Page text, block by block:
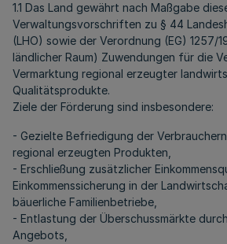
1.1 Das Land gewährt nach Maßgabe
Verwaltungsvorschriften zu § 44
(LHO) sowie der Verordnung (EG) 1257/
ländlicher Raum) Zuwendungen für die
Vermarktung regional erzeugter
Qualitätsprodukte.
Ziele der Förderung sind insbesondere:
- Gezielte Befriedigung der
regional erzeugten Produkten,
- Erschließung zusätzlicher
Einkommenssicherung in der
bäuerliche Familienbetriebe,
- Entlastung der Überschussmärkte
Angebots,